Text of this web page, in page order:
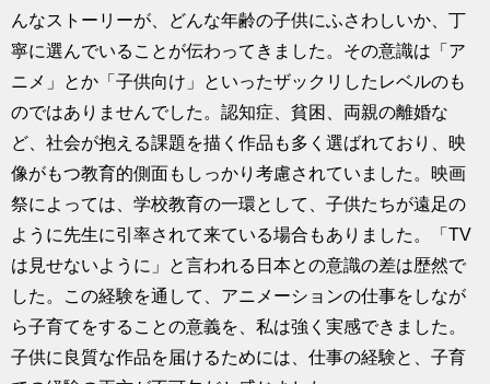
んなストーリーが、どんな年齢の子供にふさわしいか、丁
寧に選んでいることが伝わってきました。その意識は「ア
ニメ」とか「子供向け」といったザックリしたレベルのも
のではありませんでした。認知症、貧困、両親の離婚な
ど、社会が抱える課題を描く作品も多く選ばれており、映
像がもつ教育的側面もしっかり考慮されていました。映画
祭によっては、学校教育の一環として、子供たちが遠足の
ように先生に引率されて来ている場合もありました。「TV
は見せないように」と言われる日本との意識の差は歴然で
した。この経験を通して、アニメーションの仕事をしなが
ら子育てをすることの意義を、私は強く実感できました。
子供に良質な作品を届けるためには、仕事の経験と、子育